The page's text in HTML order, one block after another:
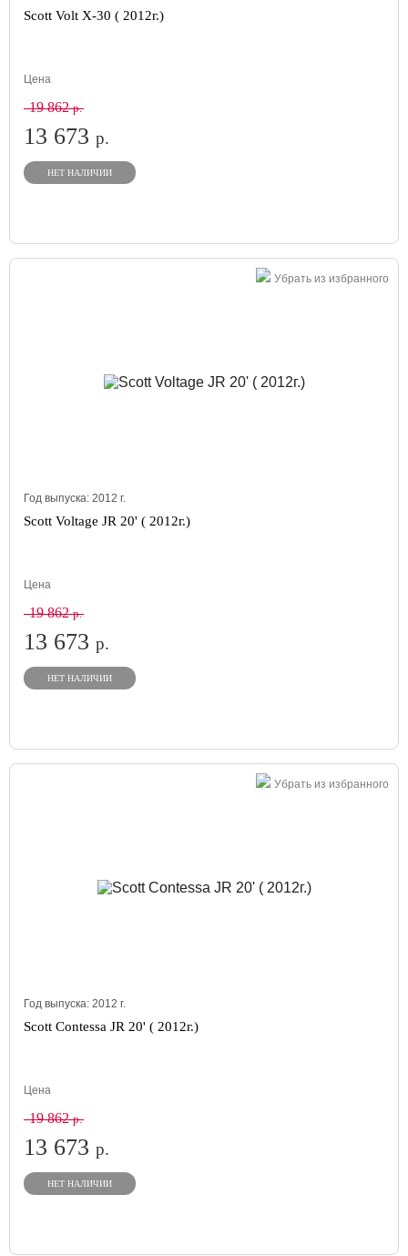
Scott Volt X-30 ( 2012г.)
Цена
19 862р.
13 673 р.
НЕТ НАЛИЧИИ
Убрать из избранного
Год выпуска: 2012 г.
Scott Voltage JR 20' ( 2012г.)
Цена
19 862р.
13 673 р.
НЕТ НАЛИЧИИ
Убрать из избранного
Год выпуска: 2012 г.
Scott Contessa JR 20' ( 2012г.)
Цена
19 862р.
13 673 р.
НЕТ НАЛИЧИИ